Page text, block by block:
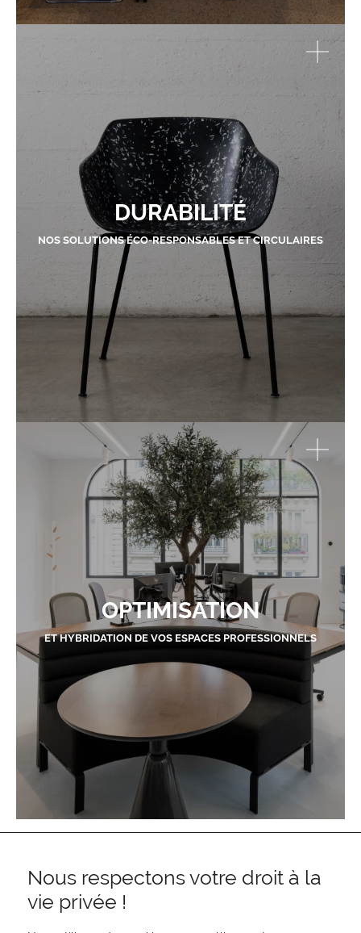
DURABILITÉ
NOS SOLUTIONS ÉCO-RESPONSABLES ET CIRCULAIRES
OPTIMISATION
ET HYBRIDATION DE VOS ESPACES PROFESSIONNELS
Nous respectons votre droit à la
vie privée !